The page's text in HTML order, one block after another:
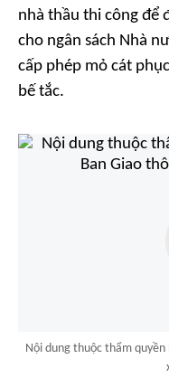
nhà thầu thi công để
cho ngân sách Nhà
cấp phép mỏ cát
bế tắc.
Nội dung thuộc thẩm